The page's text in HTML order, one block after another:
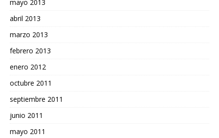
mayo 2013
abril 2013
marzo 2013
febrero 2013
enero 2012
octubre 2011
septiembre 2011
junio 2011
mayo 2011